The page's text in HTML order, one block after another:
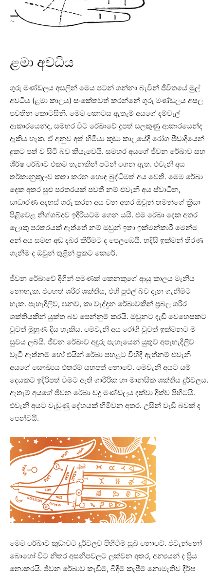
ළමා අවධිය
ගුරු මණ්‌ඩලය අසලින් මෙය පටන් ගන්නා බැවින් ජීවිතයේ මුල්
අවධිය (ළමා කාලය) සංකේතවත් කරන්නේ ගුරු මණ්‌ඩලය අසල
පවතින කොටසිනි. මෙම කොටස ඇතැම් අයගේ දම්වැල්
ආකාරයෙන්ද, සමහර විට රේඛාවේ දූපත් සලකුණු ආකාරයෙන්ද
දැකිය හැක. ඒ අනුව අත් හිමියා කුඩා කාලයේදී රෝග පීඩාදියෙන්
දුකට පත් ව සිටි බව කියෑවෙයි. සමහර අයගේ ජීවන රේඛාව සහ
ශීර්ෂ රේඛාව එකම තැනකින් පටන් ගෙන ඇත. එවැනි අය
තර්කානුකූලව කතා කරන හොඳ බුද්ධිමත් අය වෙති. මෙම රේඛා
දෙක අතර සුළු පරතරයක්‌ පවතී නම් එවැනි අය ස්‌වාධීන,
සාධාරණ අදහස්‌ ගරු කරන අය වන අතර ඔවුන් තමන්ගේ ක්‍රියා
පිළිවෙළ නිශ්ශබ්දව ඉදිරියටම ගෙන යයි. එම රේඛා දෙක අතර
ලොකු පරතරයක්‌ ඇත්තේ නම් ඔවුන් ඉතා ඉක්‌මන්කාරී මෙන්ම
අන් අය සමඟ අඬ දබර කිරීමට ද පෙලඹෙයි. හදිසි ඉක්‌මන් තීරණ
ගැනීම ද ඔවුන් තුළින් ප්‍රකට කෙරේ.
ජීවන රේඛාවේ දිගින් පමණක්‌ කෙනකුගේ ආයු කාලය මැනිය
නොහැක. එහෙත් ශරීර ශක්‌තිය, එහි පුළුල් බව දැන ගැනීමට
හැක. පැහැදිලිව, ඝනව, කා වැද්දුන රේඛාවකින් ප්‍රබල ශරීර
ශක්‌තියකින් යුක්‌ත බව පෙන්නුම් කරයි. ඔවුනට දැඩි වෙහෙසකට
වුවත් මුහුණ දිය හැකිය. මෙවැනි අය රෝගී වුවත් ඉක්‌මනට ම
සුවය ලබයි. ජීවන රේඛාව අඳුරු පැහැයෙන් යුතුව අපැහැදිලිව
වැටී ඇත්නම් හෝ එයින් රේඛා පහළට විහිදී ඇත්නම් එවැනි
අයගේ සෞඛ්‍යය එතරම් යහපත් නොවේ. මෙවැනි අයට යම්
දෙයකට ඉදිරිපත් වීමට ඇති ශාරීරික හා මානසික ශක්‌තිය දුර්වලය.
ඇතැම් අයගේ ජීවන රේඛා චද්‍ර මණ්‌ඩලය දක්‌වා දික්‌ව පිහිටයි.
එවැනි අයට වැඩුණු දේහයක්‌ හිමිවන අතර. උසින් වැඩි බවක්‌ ද
පෙන්වයි.
මෙම රේඛාව කුඩාවට දුර්වලව පිහිටීම සුබ නොවේ. එවැන්නෝ
බොහෝ විට නිතර අසනීපවලට ලක්‌වන අතර, අන්‍යයන් ද ප්‍රිය
නොකරයි. ජීවන රේඛාව කැඩීම්, බිඳීම් කැපීම් නොමැතිව දීර්ඝ